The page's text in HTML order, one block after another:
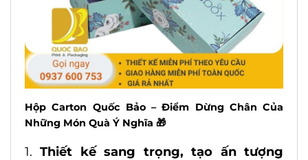
Hộp Carton Quốc Bảo – Điểm Dừng Chân Của
Những Món Quà Ý Nghĩa 🎁
1.Thiết kế sang trọng, tạo ấn tượng